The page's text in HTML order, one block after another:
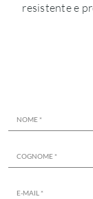
resistente e